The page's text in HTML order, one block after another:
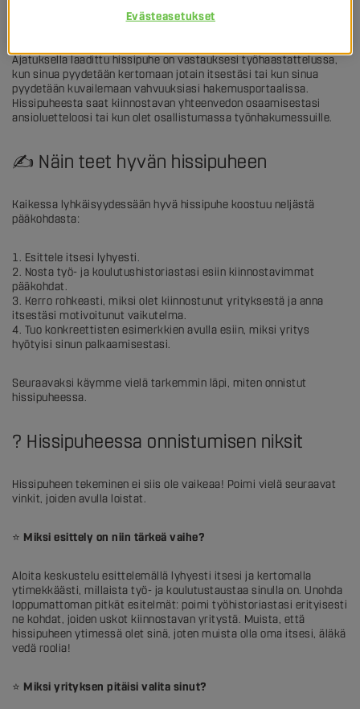
Ajatuksella laadittu hissipuhe on vastauksesi työhaastattelussa,
kun sinua pyydetään kertomaan jotain itsestäsi tai kun sinua
pyydetään kuvailemaan vahvuuksiasi hakemusportaalissa.
Hissipuheesta saat kiinnostavan yhteenvedon osaamisestasi
ansioluetteloosi tai kun olet osallistumassa työnhakumessuille.
✍️ Näin teet hyvän hissipuheen
Kaikessa lyhkäisyydessään hyvä hissipuhe koostuu neljästä
pääkohdasta:
Esittele itsesi lyhyesti.
Nosta työ- ja koulutushistoriastasi esiin kiinnostavimmat
pääkohdat.
Kerro rohkeasti, miksi olet kiinnostunut yrityksestä ja anna
itsestäsi motivoitunut vaikutelma.
Tuo konkreettisten esimerkkien avulla esiin, miksi yritys
hyötyisi sinun palkaamisestasi.
Seuraavaksi käymme vielä tarkemmin läpi, miten onnistut
hissipuheessa.
? Hissipuheessa onnistumisen niksit
Hissipuheen tekeminen ei siis ole vaikeaa! Poimi vielä seuraavat
vinkit, joiden avulla loistat.
⭐ Miksi esittely on niin tärkeä vaihe?
Aloita keskustelu esittelemällä lyhyesti itsesi ja kertomalla
ytimekkäästi, millaista työ- ja koulutustaustaa sinulla on. Unohda
loppumattoman pitkät esitelmät: poimi työhistoriastasi erityisesti
ne kohdat, joiden uskot kiinnostavan yritystä. Muista, että
hissipuheen ytimessä olet sinä, joten muista olla oma itsesi, äläkä
vedä roolia!
⭐ Miksi yrityksen pitäisi valita sinut?
Evästeasetukset